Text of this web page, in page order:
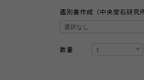
鑑別書作成（中央宝石研究所
数量